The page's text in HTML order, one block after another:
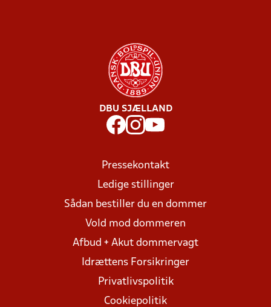
DBU SJÆLLAND
Pressekontakt
Ledige stillinger
Sådan bestiller du en dommer
Vold mod dommeren
Afbud + Akut dommervagt
Idrættens Forsikringer
Privatlivspolitik
Cookiepolitik